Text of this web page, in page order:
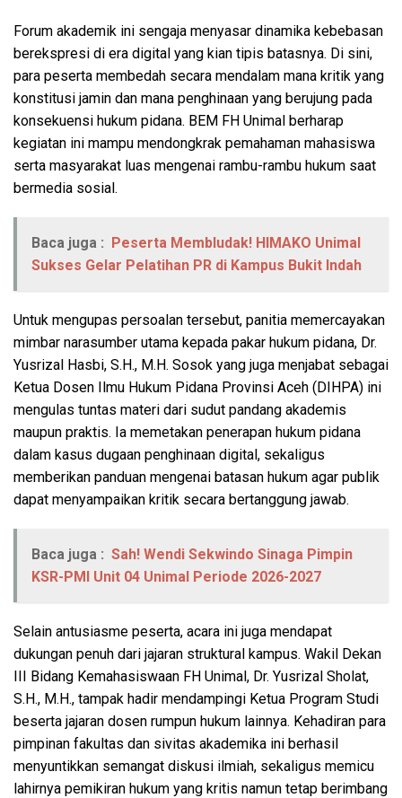
Forum akademik ini sengaja menyasar dinamika kebebasan
berekspresi di era digital yang kian tipis batasnya. Di sini,
para peserta membedah secara mendalam mana kritik yang
konstitusi jamin dan mana penghinaan yang berujung pada
konsekuensi hukum pidana. BEM FH Unimal berharap
kegiatan ini mampu mendongkrak pemahaman mahasiswa
serta masyarakat luas mengenai rambu-rambu hukum saat
bermedia sosial.
Baca juga : Peserta Membludak! HIMAKO Unimal
Sukses Gelar Pelatihan PR di Kampus Bukit Indah
Untuk mengupas persoalan tersebut, panitia memercayakan
mimbar narasumber utama kepada pakar hukum pidana, Dr.
Yusrizal Hasbi, S.H., M.H. Sosok yang juga menjabat sebagai
Ketua Dosen Ilmu Hukum Pidana Provinsi Aceh (DIHPA) ini
mengulas tuntas materi dari sudut pandang akademis
maupun praktis. Ia memetakan penerapan hukum pidana
dalam kasus dugaan penghinaan digital, sekaligus
memberikan panduan mengenai batasan hukum agar publik
dapat menyampaikan kritik secara bertanggung jawab.
Baca juga : Sah! Wendi Sekwindo Sinaga Pimpin
KSR-PMI Unit 04 Unimal Periode 2026-2027
Selain antusiasme peserta, acara ini juga mendapat
dukungan penuh dari jajaran struktural kampus. Wakil Dekan
III Bidang Kemahasiswaan FH Unimal, Dr. Yusrizal Sholat,
S.H., M.H., tampak hadir mendampingi Ketua Program Studi
beserta jajaran dosen rumpun hukum lainnya. Kehadiran para
pimpinan fakultas dan sivitas akademika ini berhasil
menyuntikkan semangat diskusi ilmiah, sekaligus memicu
lahirnya pemikiran hukum yang kritis namun tetap berimbang